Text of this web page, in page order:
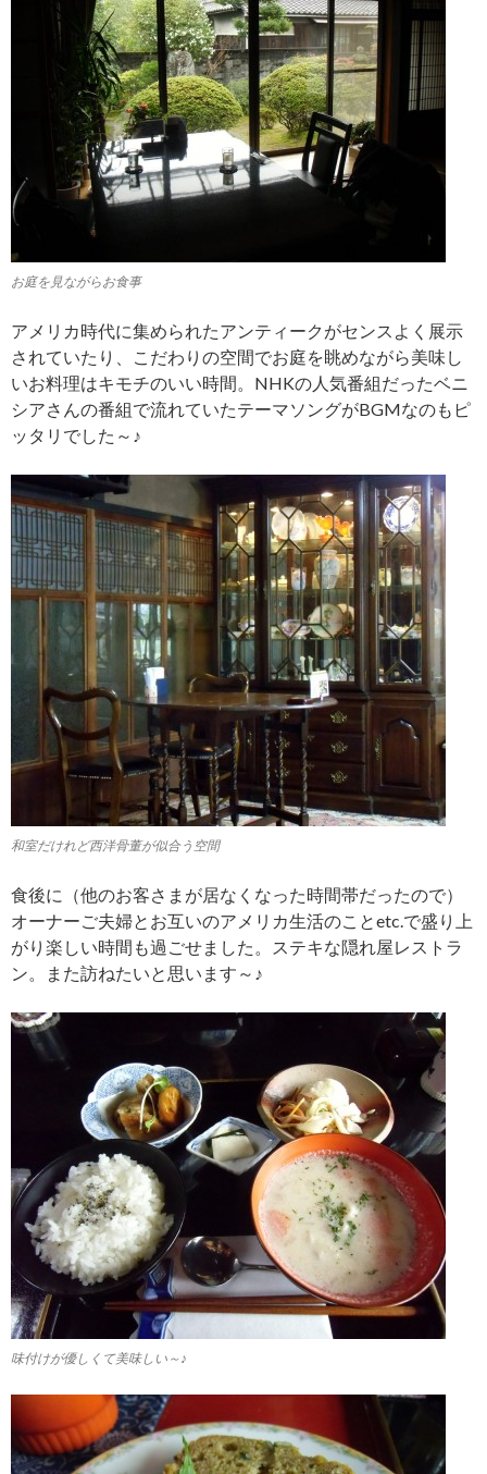
お庭を見ながらお食事
アメリカ時代に集められたアンティークがセンスよく展示
されていたり、こだわりの空間でお庭を眺めながら美味し
いお料理はキモチのいい時間。NHKの人気番組だったベニ
シアさんの番組で流れていたテーマソングがBGMなのもピ
ッタリでした～♪
和室だけれど西洋骨董が似合う空間
食後に（他のお客さまが居なくなった時間帯だったので）
オーナーご夫婦とお互いのアメリカ生活のことetc.で盛り上
がり楽しい時間も過ごせました。ステキな隠れ屋レストラ
ン。また訪ねたいと思います～♪
味付けが優しくて美味しい～♪